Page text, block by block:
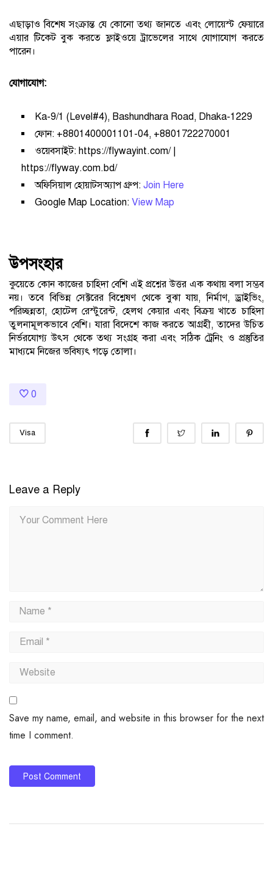
এছাড়াও বিশেষ সংক্রান্ত যে কোনো তথ্য জানতে এবং লোয়েস্ট ফেয়ারে
এয়ার টিকেট বুক করতে ফ্লাইওয়ে ট্রাভেলের সাথে যোগাযোগ করতে
পারেন।
যোগাযোগ:
Ka-9/1 (Level#4), Bashundhara Road, Dhaka-1229
ফোন: +8801400001101-04, +8801722270001
ওয়েবসাইট: https://flywayint.com/ |
https://flyway.com.bd/
অফিসিয়াল হোয়াটসঅ্যাপ গ্রুপ: Join Here
Google Map Location: View Map
উপসংহার
কুয়েতে কোন কাজের চাহিদা বেশি এই প্রশ্নের উত্তর এক কথায় বলা সম্ভব
নয়। তবে বিভিন্ন সেক্টরের বিশ্লেষণ থেকে বুঝা যায়, নির্মাণ, ড্রাইভিং,
পরিচ্ছন্নতা, হোটেল রেস্টুরেন্ট, হেলথ কেয়ার এবং বিক্রয় খাতে চাহিদা
তুলনামূলকভাবে বেশি। যারা বিদেশে কাজ করতে আগ্রহী, তাদের উচিত
নির্ভরযোগ্য উৎস থেকে তথ্য সংগ্রহ করা এবং সঠিক ট্রেনিং ও প্রস্তুতির
মাধ্যমে নিজের ভবিষ্যৎ গড়ে তোলা।
0
Visa
Leave a Reply
Save my name, email, and website in this browser for the next
time I comment.